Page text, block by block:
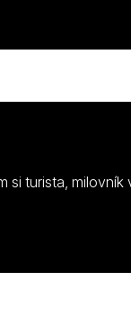
si turista,